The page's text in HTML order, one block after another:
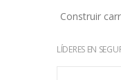
Construir
LÍDERES EN